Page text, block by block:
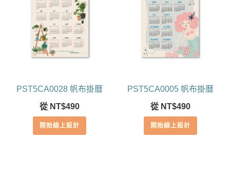
PST5CA0028 帆布掛曆
從 NT$490
開始線上設計
PST5CA0005 帆布掛曆
從 NT$490
開始線上設計